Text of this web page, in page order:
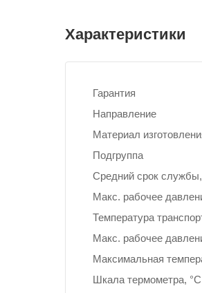
Характеристики
Гарантия
Направление
Материал
Подгруппа
Средний срок
Макс. рабочее
Температура
Макс. рабочее
Максимальная
Шкала термометра, °С